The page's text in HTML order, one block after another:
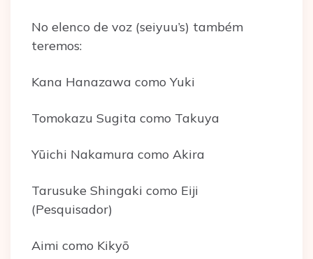
No elenco de voz (seiyuu’s) também
teremos:
Kana Hanazawa como Yuki
Tomokazu Sugita como Takuya
Yūichi Nakamura como Akira
Tarusuke Shingaki como Eiji
(Pesquisador)
Aimi como Kikyō